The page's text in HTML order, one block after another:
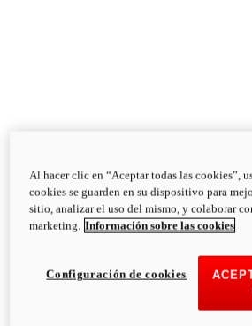
Al hacer clic en “Aceptar todas las cookies”,
cookies se guarden en su dispositivo para
sitio, analizar el uso del mismo, y colaborar
marketing. Información sobre las cookies
Configuración de cookies